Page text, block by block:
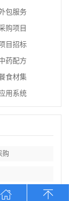
包服务
购项目
目招标
药配方
食材集
用系统
购
务